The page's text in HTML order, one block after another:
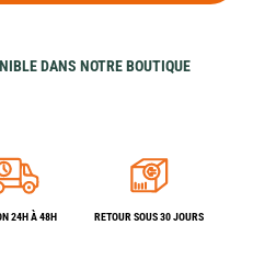
DANS NOTRE BOUTIQUE
24H À 48H RETOUR SOUS 30 JOURS